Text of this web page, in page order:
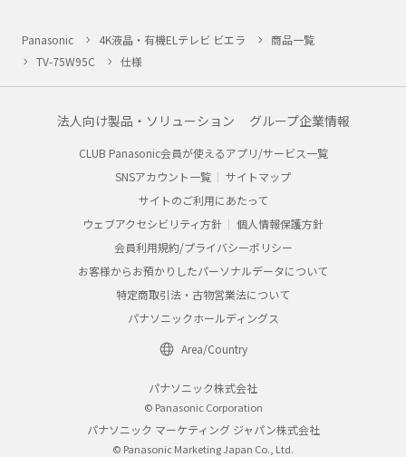
Panasonic 4K液晶・有機ELテレビ ビエラ
商品一覧
TV-75W95C
仕様
法人向け製品・ソリューション グループ企業情報
CLUB Panasonic会員が使えるアプリ/サービス一覧
SNSアカウント一覧
サイトマップ
サイトのご利用にあたって
ウェブアクセシビリティ方針
個人情報保護方針
会員利用規約/プライバシーポリシー
お客様からお預かりしたパーソナルデータについて
特定商取引法・古物営業法について
パナソニックホールディングス
Area/Country
パナソニック株式会社
© Panasonic Corporation
パナソニック マーケティング ジャパン株式会社
© Panasonic Marketing Japan Co., Ltd.